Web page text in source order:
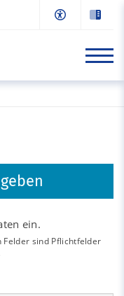
ein.
sind Pflichtfelder